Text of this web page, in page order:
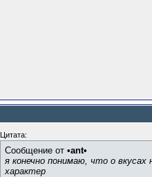
Цитата:
Сообщение от •ant•
я конечно понимаю, что о вкусах
характер